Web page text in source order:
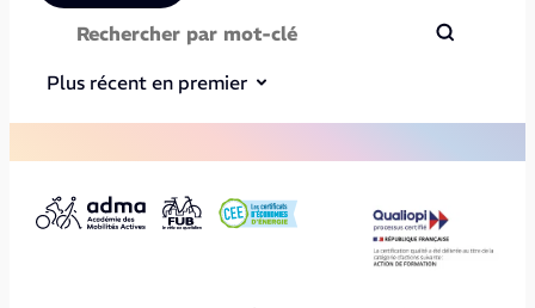
Plus récent en premier